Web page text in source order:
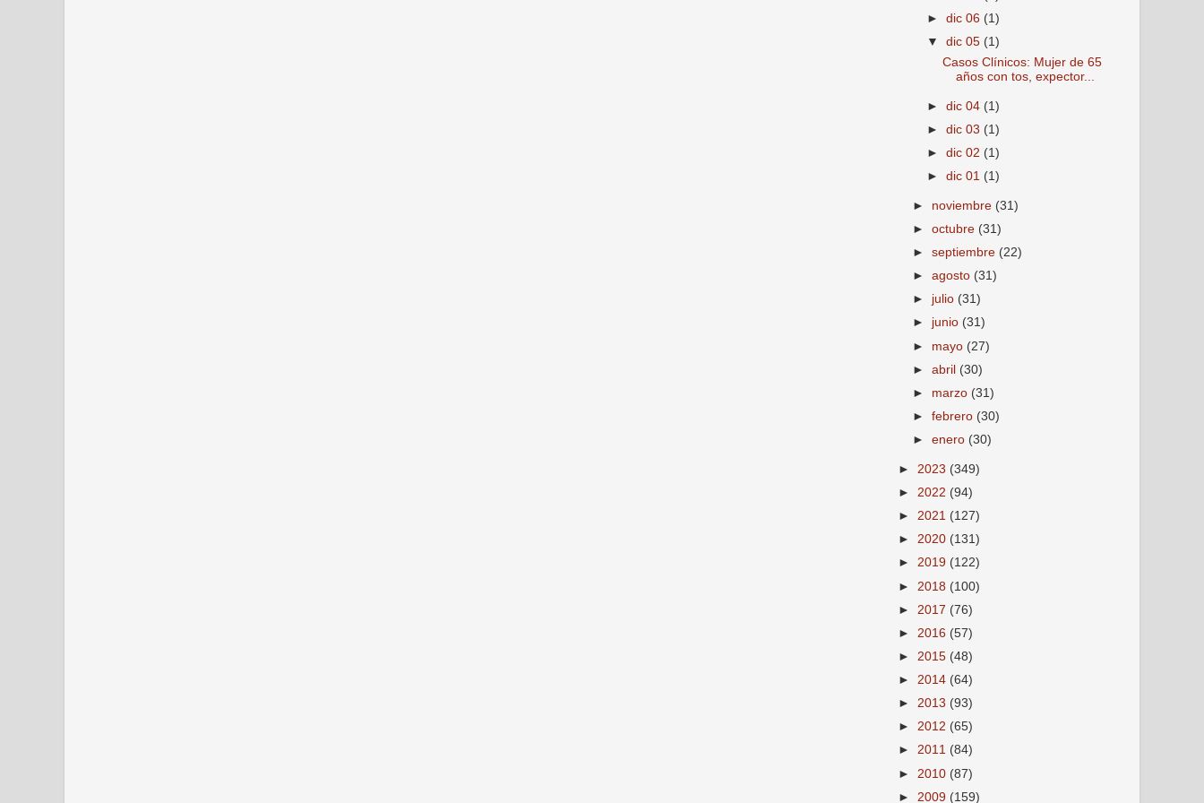
►dic 06 (1)
▼dic 05 (1)
Casos Clínicos: Mujer de 65
años con tos, expector...
►dic 04 (1)
►dic 03 (1)
►dic 02 (1)
►dic 01 (1)
► noviembre (31)
►octubre (31)
►septiembre (22)
►agosto (31)
► julio (31)
► junio (31)
► mayo (27)
►abril (30)
► marzo (31)
►febrero (30)
►enero (30)
► 2023 (349)
► 2022 (94)
► 2021 (127)
► 2020 (131)
► 2019 (122)
► 2018 (100)
► 2017 (76)
► 2016 (57)
► 2015 (48)
► 2014 (64)
► 2013 (93)
► 2012 (65)
► 2011 (84)
► 2010 (87)
► 2009 (159)